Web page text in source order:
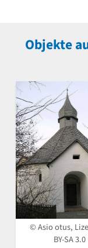
Objekte
© Asio otus,
BY-SA 3.0